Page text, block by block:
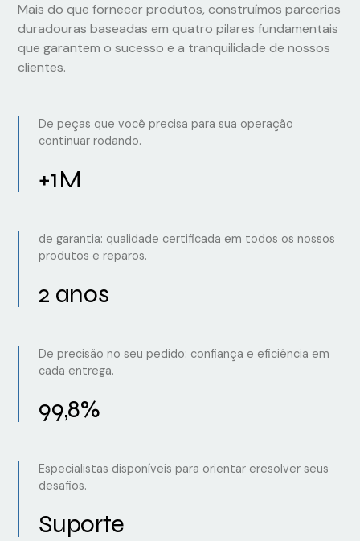
Mais do que fornecer produtos, construímos parcerias
duradouras baseadas em quatro pilares fundamentais
que garantem o sucesso e a tranquilidade de nossos
clientes.
De peças que você precisa para sua operação
continuar rodando.
+1M
de garantia: qualidade certificada em todos os nossos
produtos e reparos.
2 anos
De precisão no seu pedido: confiança e eficiência em
cada entrega.
99,8%
Especialistas disponíveis para orientar eresolver seus
desafios.
Suporte